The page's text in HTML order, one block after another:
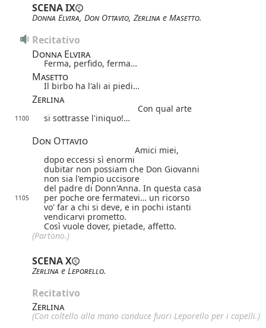
SCENA IX
Donna Elvira, Don Ottavio, Zerlina e Masetto.
Recitativo
Donna Elvira
Ferma, perfido, ferma…
Masetto
Il birbo ha l'ali ai piedi…
Zerlina
Con qual arte
1100 si sottrasse l'iniquo!…
Don Ottavio
Amici miei,
dopo eccessi sì enormi
dubitar non possiam che Don Giovanni
non sia l'empio uccisore
del padre di Donn'Anna. In questa casa
1105
per poche ore fermatevi… un ricorso
vo' far a chi si deve, e in pochi istanti
vendicarvi prometto.
Così vuole dover, pietade, affetto.
(Partono.)
SCENA X
Zerlina e Leporello.
Recitativo
Zerlina
(Con coltello alla mano conduce fuori Leporello per i capelli.)